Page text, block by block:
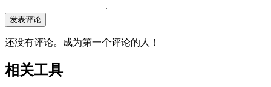
发表评论
还没有评论。成为第一个评论的人！
相关工具